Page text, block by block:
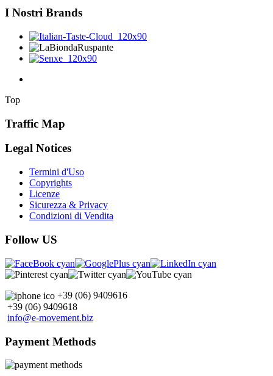
I Nostri Brands
Top
Traffic Map
Legal Notices
Termini d'Uso
Copyrights
Licenze
Sicurezza & Privacy
Condizioni di Vendita
Follow US
+39 (06) 9409616
+39 (06) 9409618
info@e-movement.biz
Payment Methods